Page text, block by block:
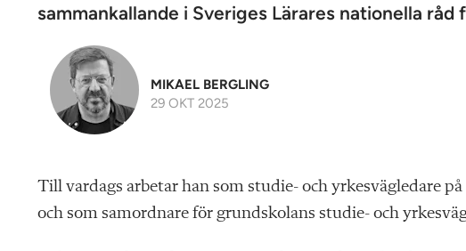
sammankallande i Sveriges Lärares nationella
MIKAEL BERGLING
29 OKT 2025
Till vardags arbetar han som studie- och yrkesvägledare
och som samordnare för grundskolans studie- och